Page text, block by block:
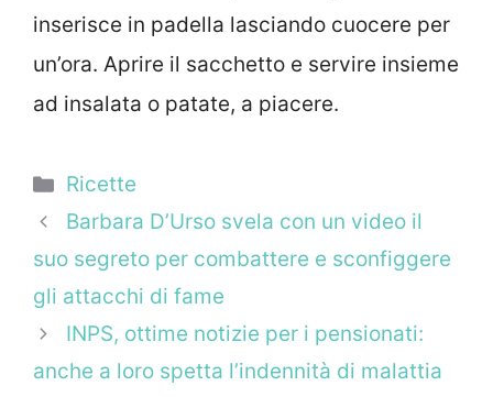
inserisce in padella lasciando cuocere per
un’ora. Aprire il sacchetto e servire insieme
ad insalata o patate, a piacere.
Categorie
Ricette
Barbara D’Urso svela con un video il
suo segreto per combattere e sconfiggere
gli attacchi di fame
INPS, ottime notizie per i pensionati:
anche a loro spetta l’indennità di malattia